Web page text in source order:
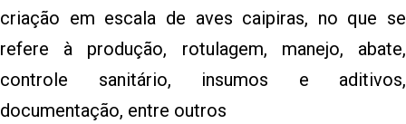
criação em escala de aves caipiras, no que se
refere à produção, rotulagem, manejo, abate,
controle sanitário, insumos e aditivos,
documentação, entre outros